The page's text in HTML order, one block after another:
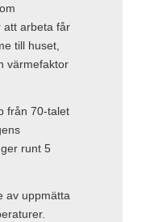
att arbeta får
till huset,
värmefaktor
från 70-talet
runt 5
av uppmätta